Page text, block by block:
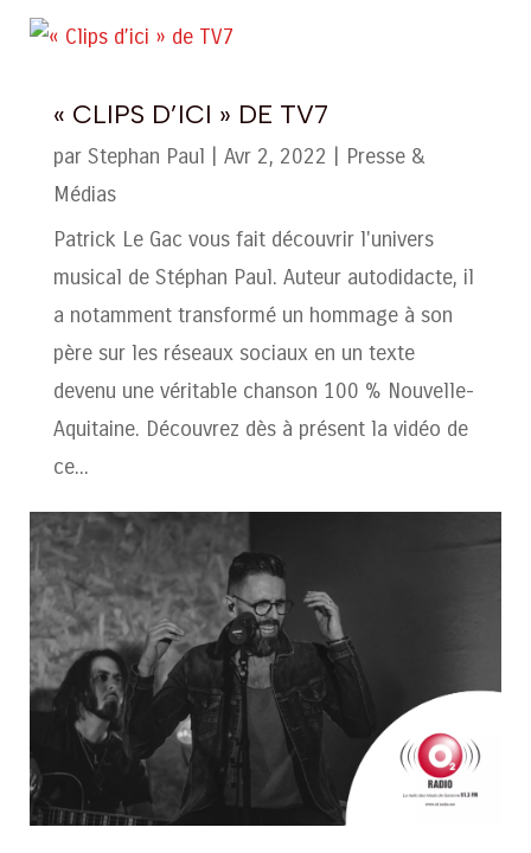
« CLIPS D’ICI » DE TV7
par Stephan Paul | Avr 2, 2022 | Presse &
Médias
Patrick Le Gac vous fait découvrir l'univers
musical de Stéphan Paul. Auteur autodidacte, il
a notamment transformé un hommage à son
père sur les réseaux sociaux en un texte
devenu une véritable chanson 100 % Nouvelle-
Aquitaine. Découvrez dès à présent la vidéo de
ce...